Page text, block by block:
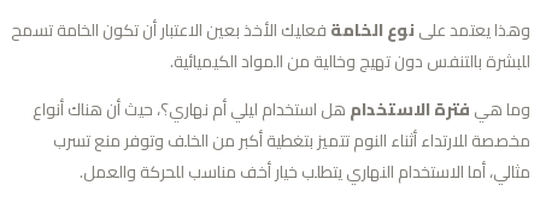
يعتمد علىنوع الخامةفعليك الأخذ بعين الاعتبار أن تكون الخامة تسمح
بالتنفس دون تهيج وخالية من المواد الكيميائية.
هيفترة الاستخدامهل استخدام ليلي أم نهاري؟، حيث أن هناك أنواع
للارتداء أثناء النوم تتميز بتغطية أكبر من الخلف وتوفر منع تسرب
أما الاستخدام النهاري يتطلب خيار أخف مناسب للحركة والعمل.